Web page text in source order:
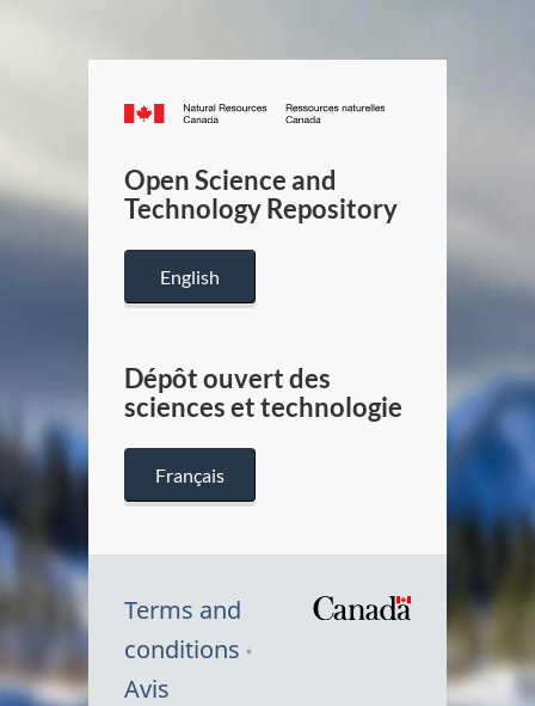
Canada.ca
/
Canada
Open Science and
Technology Repository
English
Dépôt ouvert des
sciences et technologie
Français
Terms and
conditions
Avis
Symbole